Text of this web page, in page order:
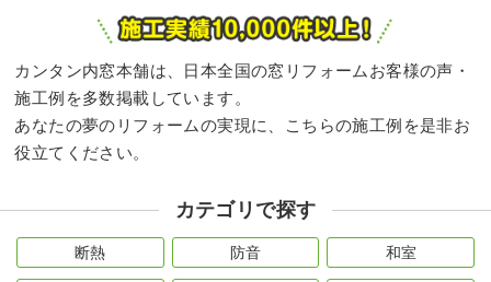
カンタン内窓本舗は、日本全国の窓リフォームお客様の声・
施工例を多数掲載しています。
あなたの夢のリフォームの実現に、こちらの施工例を是非お
役立てください。
カテゴリで探す
断熱 防音 和室